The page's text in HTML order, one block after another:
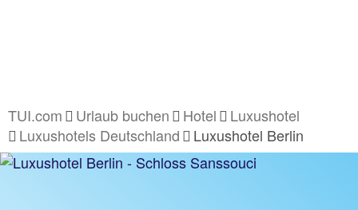
TUI.com Urlaub buchen Hotel
Luxushotel
Luxushotels Deutschland
Luxushotel Berlin